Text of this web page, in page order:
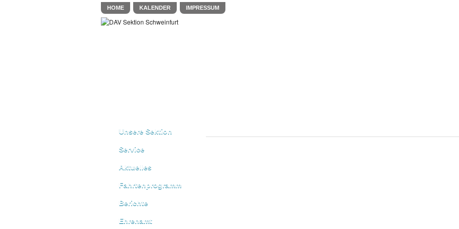
HOME KALENDER IMPRESSUM
Unsere Sektion
Service
Aktuelles
Fahrtenprogramm
Berichte
Ehrenamt